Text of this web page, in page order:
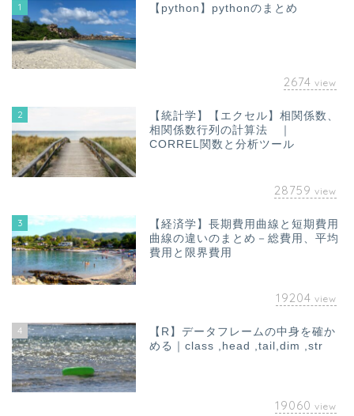
1 【python】pythonのまとめ
2674 view
2
【統計学】【エクセル】相関係数、
相関係数行列の計算法 ｜
CORREL関数と分析ツール
28759 view
3
【経済学】長期費用曲線と短期費用
曲線の違いのまとめ－総費用、平均
費用と限界費用
19204 view
4
【R】データフレームの中身を確か
める｜class ,head ,tail,dim ,str
19060 view